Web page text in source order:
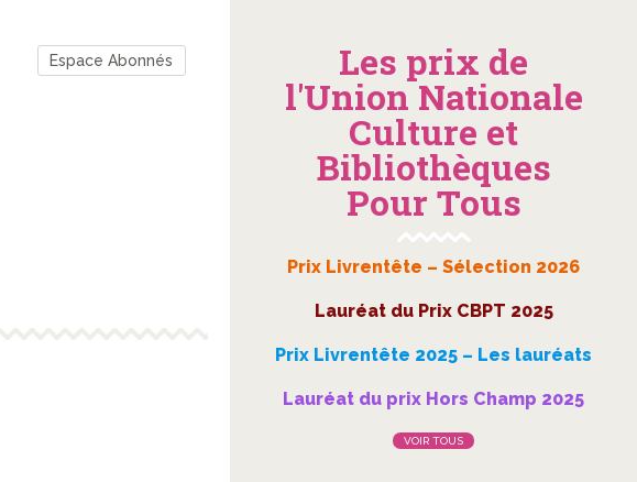
Espace Abonnés Les prix de
l'Union Nationale
Culture et
Bibliothèques
Pour Tous
Prix Livrentête – Sélection 2026
Lauréat du Prix CBPT 2025
Prix Livrentête 2025 – Les lauréats
Lauréat du prix Hors Champ 2025
VOIR TOUS